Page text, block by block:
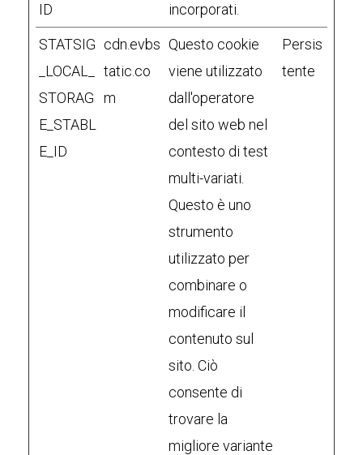
ID
incorporati.
STATSIG
_LOCAL_
STORAG
E_STABL
E_ID
cdn.evbs
tatic.co
m
Questo cookie
viene utilizzato
dall'operatore
del sito web nel
contesto di test
multi-variati.
Questo è uno
strumento
utilizzato per
combinare o
modificare il
contenuto sul
sito. Ciò
consente di
trovare la
migliore variante
Persis
tente